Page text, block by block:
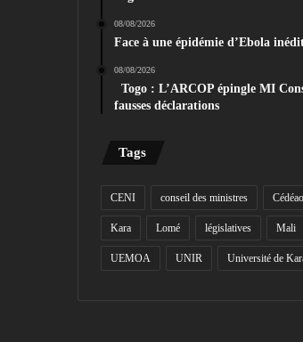
08/08/2026
Face à une épidémie d’Ebola
08/08/2026
Togo : L’ARCOP épingle MI
fausses déclarations
Tags
CENI conseil des ministres Cédéao
Kara Lomé législatives Mali
UEMOA UNIR Université de